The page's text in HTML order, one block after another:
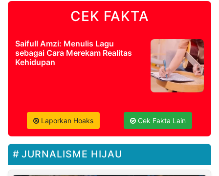
CEK FAKTA
Saifull Amzi: Menulis Lagu
sebagai Cara Merekam Realitas
Kehidupan
Laporkan Hoaks Cek Fakta Lain
JURNALISME HIJAU